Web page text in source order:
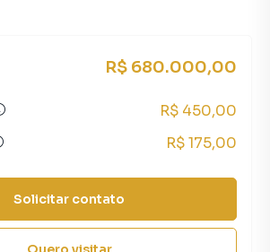
R$ 680.000,00
R$ 450,00
R$ 175,00
Solicitar contato